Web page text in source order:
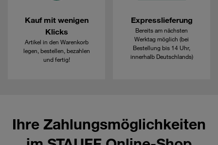
Kauf mit wenigen
Klicks
Artikel in den Warenkorb
legen, bestellen, bezahlen
und fertig!
Expresslieferung
Bereits am nächsten
Werktag möglich (bei
Bestellung bis 14 Uhr,
innerhalb Deutschlands)
Ihre Zahlungsmöglichkeiten